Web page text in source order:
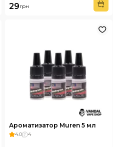
29грн
Ароматизатор Muren 5 мл
4.0 4